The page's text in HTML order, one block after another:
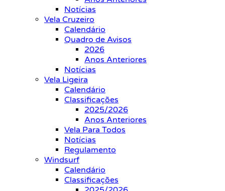
Notícias
Vela Cruzeiro
Calendário
Quadro de Avisos
2026
Anos Anteriores
Notícias
Vela Ligeira
Calendário
Classificações
2025/2026
Anos Anteriores
Vela Para Todos
Notícias
Regulamento
Windsurf
Calendário
Classificações